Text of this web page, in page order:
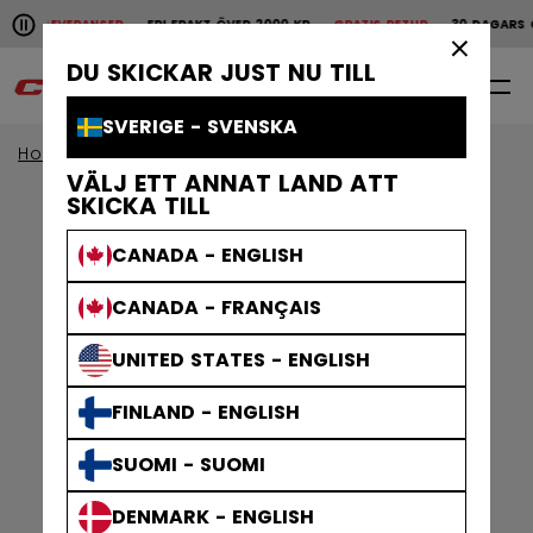
DU SKICKAR JUST NU TILL
SVERIGE - SVENSKA
VÄLJ ETT ANNAT LAND ATT
SKICKA TILL
CANADA - ENGLISH
CANADA - FRANÇAIS
UNITED STATES - ENGLISH
FINLAND - ENGLISH
SUOMI - SUOMI
DENMARK - ENGLISH
Pause the horizontal scroll animation.
LEVERANSERFRI FRAKT ÖVER 2000 KRGRATIS RETUR30 DAGARS
Snabba leveranser Fri frakt över 2000 kr
0
Home Kläder Herr Träningskläder